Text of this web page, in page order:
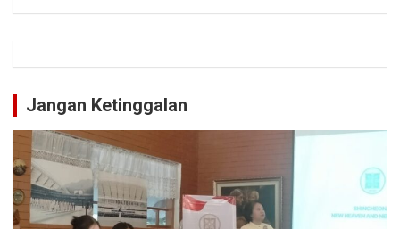
Jangan Ketinggalan